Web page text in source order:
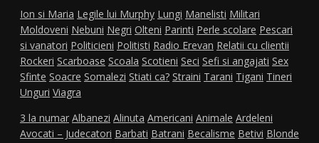
Ion si Maria Legile lui Murphy Lungi Manelisti Militari
Moldoveni Nebuni Negri Olteni Parinti Perle scolare Pescari
si vanatori Politicieni Politisti Radio Erevan Relatii cu clientii
Rockeri Scarboase Scoala Scotieni Seci Sefi si angajati Sex
Sfinte Soacre Somalezi Stiati ca? Straini Tarani Tigani Tineri
Unguri Viagra
3 la numar Albanezi Alinuta Americani Animale Ardeleni
Avocati – Judecatori Barbati Batrani Becalisme Betivi Blonde